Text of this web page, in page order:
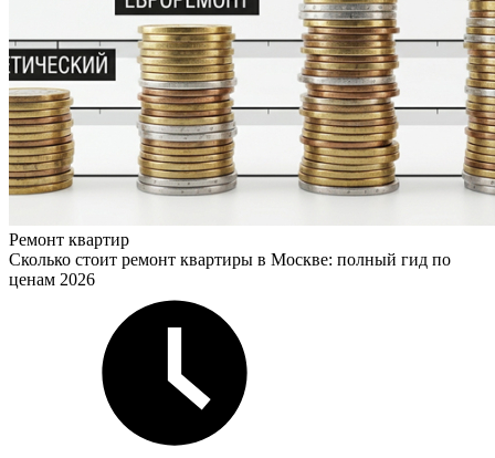
Ремонт квартир
Сколько стоит ремонт квартиры в Москве: полный гид по
ценам 2026